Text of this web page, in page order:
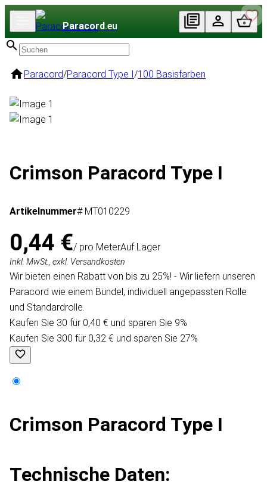
Paracord.eu
Paracord/Paracord Type I/100 Basisfarben
Crimson Paracord Type I
Artikelnummer# MT010229
0,44 €/ pro MeterAuf Lager
Inkl. MwSt., exkl. Versandkosten
Wir bieten einen Rabatt von bis zu 25%! - Wir liefern unseren
Paracord wie einem Bündel, individuell angepassten Rolle
und Standardrolle.
Kaufen Sie 30 für 0,40 € und sparen Sie 9%
Kaufen Sie 300 für 0,32 € und sparen Sie 27%
Crimson Paracord Type I
Technische Daten: